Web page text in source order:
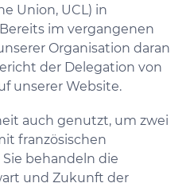
Union, UCL) in
im vergangenen
Organisation daran
der Delegation von
unserer Website.
auch genutzt, um zwei
französischen
behandeln die
und Zukunft der